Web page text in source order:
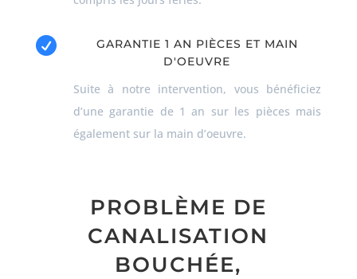

GARANTIE 1 AN PIÈCES ET MAIN
D'OEUVRE
Suite à notre intervention, vous bénéficiez
d’une garantie de 1 an sur les pièces mais
également sur la main d’oeuvre.
PROBLÈME DE
CANALISATION
BOUCHÉE,